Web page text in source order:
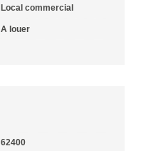
Local commercial
A louer
62400